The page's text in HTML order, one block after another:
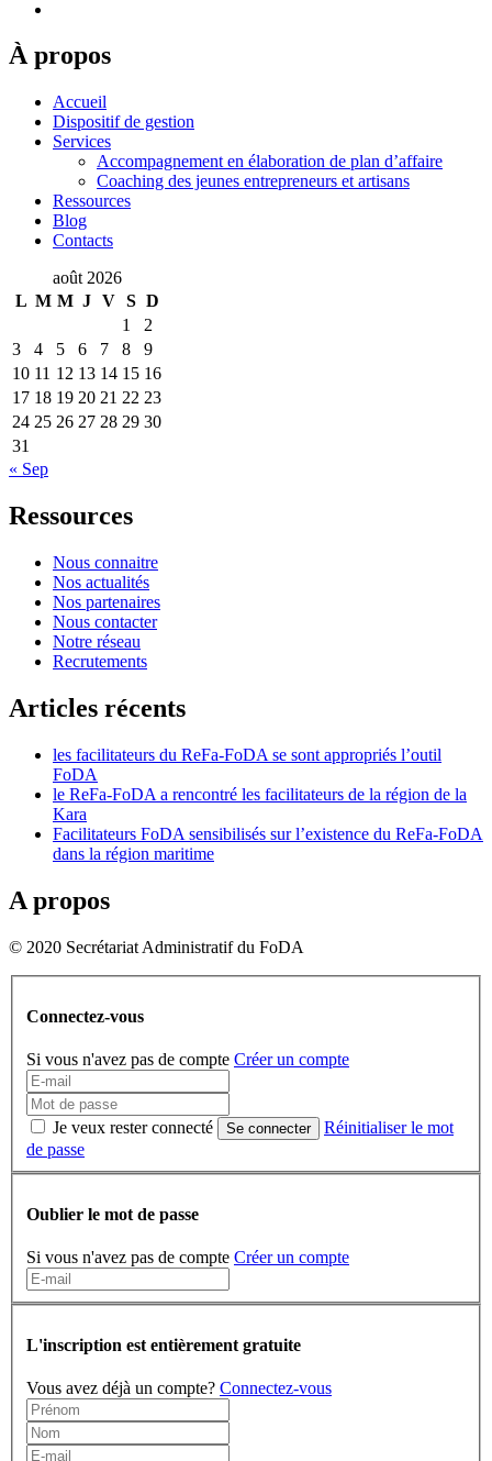
À propos
Accueil
Dispositif de gestion
Services
Accompagnement en élaboration de plan d’affaire
Coaching des jeunes entrepreneurs et artisans
Ressources
Blog
Contacts
août 2026
L M M J V S D
1
2
3
4 5 6 7 8
9
10 11 12 13 14 15 16
17 18 19 20 21 22 23
24 25 26 27 28 29 30
31
« Sep
Ressources
Nous connaitre
Nos actualités
Nos partenaires
Nous contacter
Notre réseau
Recrutements
Articles récents
les facilitateurs du ReFa-FoDA se sont appropriés l’outil
FoDA
le ReFa-FoDA a rencontré les facilitateurs de la région de la
Kara
Facilitateurs FoDA sensibilisés sur l’existence du ReFa-FoDA
dans la région maritime
A propos
© 2020 Secrétariat Administratif du FoDA
Connectez-vous
Si vous n'avez pas de compte Créer un compte
Je veux rester connecté Se connecter
Réinitialiser le mot
de passe
Oublier le mot de passe
Si vous n'avez pas de compte Créer un compte
L'inscription est entièrement gratuite
Vous avez déjà un compte? Connectez-vous